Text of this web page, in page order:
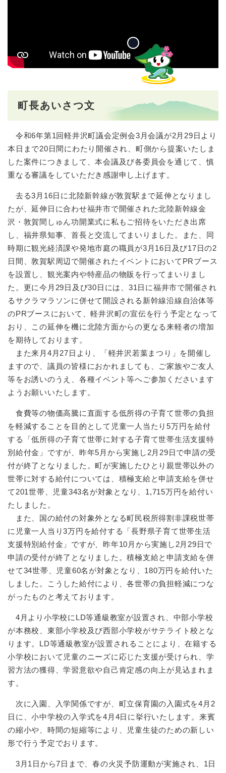
町長あいさつ文
令和6年第1回軽井沢町議会定例会3月会議が2月29日より
本日まで20日間にわたり開催され、町側から提案いたしま
した案件につきまして、本会議及び各委員会を通じて、慎
重なる審議をしていただき感謝申し上げます。
去る3月16日に北陸新幹線が敦賀駅まで延伸となりまし
たが、延伸日に合わせ福井市で開催された北陸新幹線金
沢・敦賀間しゅん功開業式に私もご招待をいただき出席
し、福井県知事、首長と交流してまいりました。また、同
時期に観光経済課や発地市庭の職員が3月16日及び17日の2
日間、敦賀駅周辺で開催されたイベントにおいてPRブース
を設置し、観光案内や特産品の物販を行ってまいりまし
た。更に今月29日及び30日には、31日に福井市で開催され
るサクラマラソンに併せて開設される新幹線沿線自治体等
のPRブースにおいて、軽井沢町の宣伝を行う予定となって
おり、この延伸を機に北陸方面からの更なる来軽者の増加
を期待しております。
また来月4月27日より、「軽井沢若葉まつり」を開催し
ますので、議員の皆様におかれましても、ご家族やご友人
等をお誘いのうえ、各種イベント等へご参加くださいます
ようお願いいたします。
食費等の物価高騰に直面する低所得の子育て世帯の負担
を軽減することを目的として児童一人当たり5万円を給付
する「低所得の子育て世帯に対する子育て世帯生活支援特
別給付金」ですが、昨年5月から実施し2月29日で申請の受
付が終了となりました。町が実施したひとり親世帯以外の
世帯に対する給付については、積極支給と申請支給を併せ
て201世帯、児童343名が対象となり、1,715万円を給付い
たしました。
また、国の給付の対象外となる町民税所得割非課税世帯
に児童一人当り3万円を給付する「長野県子育て世帯生活
支援特別給付金」ですが、昨年10月から実施し2月29日で
申請の受付が終了となりました。積極支給と申請支給を併
せて34世帯、児童60名が対象となり、180万円を給付いた
しました。こうした給付により、各世帯の負担軽減につな
がったものと考えております。
4月より小学校にLD等通級教室が設置され、中部小学校
が本務校、東部小学校及び西部小学校がサテライト校とな
ります。LD等通級教室が設置されることにより、在籍する
小学校において児童のニーズに応じた支援が受けられ、学
習方法の獲得、学習意欲や自己肯定感の向上が見込まれま
す。
次に入園、入学関係ですが、町立保育園の入園式を4月2
日に、小中学校の入学式を4月4日に挙行いたします。来賓
の縮小や、時間の短縮等により、児童生徒のための新しい
形で行う予定でおります。
3月1日から7日まで、春の火災予防運動が実施され、1日